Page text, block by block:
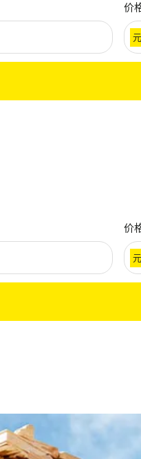
价
元
价
元